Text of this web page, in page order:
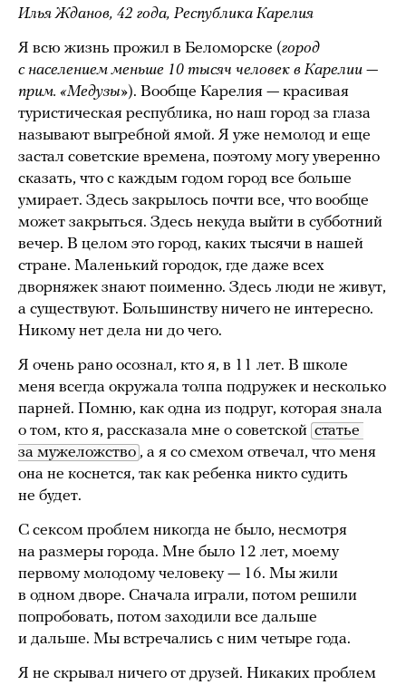
Илья Жданов, 42 года, Республика Карелия
Я всю жизнь прожил в Беломорске (город
с населением меньше 10 тысяч человек в Карелии —
прим. «Медузы»). Вообще Карелия — красивая
туристическая республика, но наш город за глаза
называют выгребной ямой. Я уже немолод и еще
застал советские времена, поэтому могу уверенно
сказать, что с каждым годом город все больше
умирает. Здесь закрылось почти все, что вообще
может закрыться. Здесь некуда выйти в субботний
вечер. В целом это город, каких тысячи в нашей
стране. Маленький городок, где даже всех
дворняжек знают поименно. Здесь люди не живут,
а существуют. Большинству ничего не интересно.
Никому нет дела ни до чего.
Я очень рано осознал, кто я, в 11 лет. В школе
меня всегда окружала толпа подружек и несколько
парней. Помню, как одна из подруг, которая знала
о том, кто я, рассказала мне о советской статье
за мужеложство , а я со смехом отвечал, что меня
она не коснется, так как ребенка никто судить
не будет.
С сексом проблем никогда не было, несмотря
на размеры города. Мне было 12 лет, моему
первому молодому человеку — 16. Мы жили
в одном дворе. Сначала играли, потом решили
попробовать, потом заходили все дальше
и дальше. Мы встречались с ним четыре года.
Я не скрывал ничего от друзей. Никаких проблем